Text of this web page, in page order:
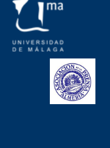
lingüística
Valenciano